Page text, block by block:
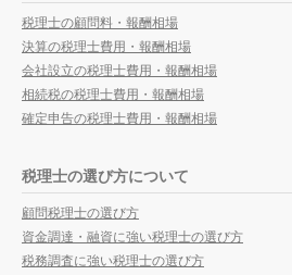
税理士の顧問料・報酬相場
決算の税理士費用・報酬相場
会社設立の税理士費用・報酬相場
相続税の税理士費用・報酬相場
確定申告の税理士費用・報酬相場
税理士の選び方について
顧問税理士の選び方
資金調達・融資に強い税理士の選び方
税務調査に強い税理士の選び方